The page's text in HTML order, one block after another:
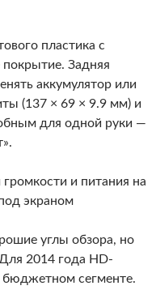
пластика с
Задняя
аккумулятор или
(137 × 69 × 9.9 мм) и
для одной руки —
и питания на
экраном
углы обзора, но
2014 года HD-
сегменте.